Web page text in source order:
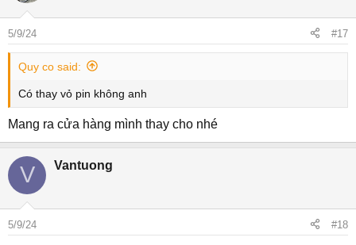
5/9/24 #17
Quy co said:
Có thay vỏ pin không anh
Mang ra cửa hàng mình thay cho nhé
V Vantuong
5/9/24 #18